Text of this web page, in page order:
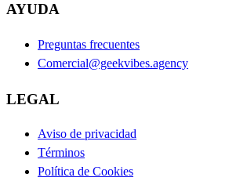
AYUDA
Preguntas frecuentes
Comercial@geekvibes.agency
LEGAL
Aviso de privacidad
Términos
Política de Cookies